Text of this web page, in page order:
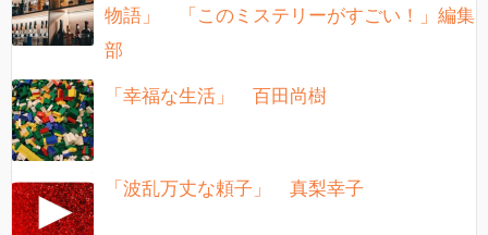
物語」 「このミステリーがすごい！」編集
部
「幸福な生活」 百田尚樹
「波乱万丈な頼子」 真梨幸子